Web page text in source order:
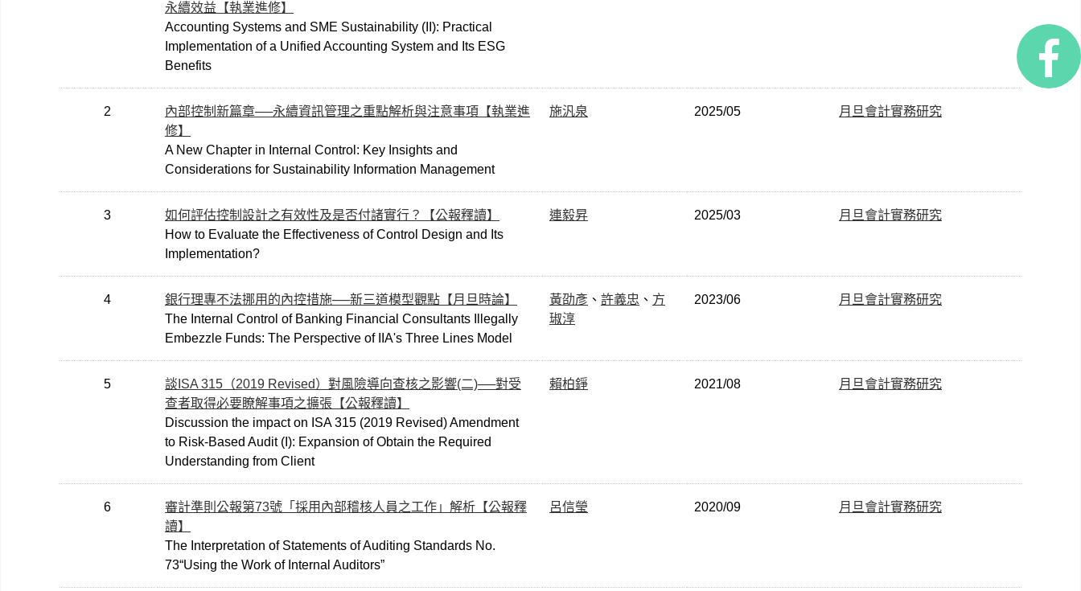
永續效益【執業進修】
Accounting Systems and SME Sustainability (ІI): Practical
Implementation of a Unified Accounting System and Its ESG
Benefits
2
內部控制新篇章──永續資訊管理之重點解析與注意事項【執業進
修】
A New Chapter in Internal Control: Key Insights and
Considerations for Sustainability Information Management
施汎泉 2025/05 月旦會計實務研究
3
如何評估控制設計之有效性及是否付諸實行？【公報釋讀】
How to Evaluate the Effectiveness of Control Design and Its
Implementation?
連毅昇 2025/03 月旦會計實務研究
4
銀行理專不法挪用的內控措施──新三道模型觀點【月旦時論】
The Internal Control of Banking Financial Consultants Illegally
Embezzle Funds: The Perspective of IIA's Three Lines Model
黃劭彥 、 許義忠 、 方
琡淳
2023/06 月旦會計實務研究
5
談ISA 315（2019 Revised）對風險導向查核之影響(二)──對受
查者取得必要瞭解事項之擴張【公報釋讀】
Discussion the impact on ISA 315 (2019 Revised) Amendment
to Risk-Based Audit (I): Expansion of Obtain the Required
Understanding from Client
賴柏錚 2021/08 月旦會計實務研究
6
審計準則公報第73號「採用內部稽核人員之工作」解析【公報釋
讀】
The Interpretation of Statements of Auditing Standards No.
73“Using the Work of Internal Auditors”
呂信瑩 2020/09 月旦會計實務研究